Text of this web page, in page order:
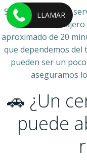
Si solicita nuestro
nuestro cerrajero
aproximado de 20
que dependemos del
pueden ser un
aseguramos
🚗 ¿Un
puede
LLAMAR